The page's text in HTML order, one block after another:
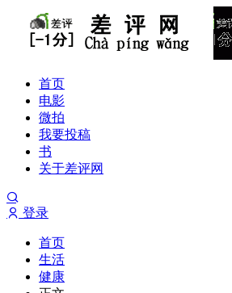
首页
电影
微拍
我要投稿
书
关于差评网
登录
首页
生活
健康